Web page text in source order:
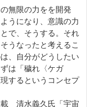
無限の力をを開発
うになり、意識の力
で、そうする。それ
うなったと考えるこ
、自分がどうしたい
は「穢れ〈ケガ
するというコンセプ
載 清水義久氏「宇宙